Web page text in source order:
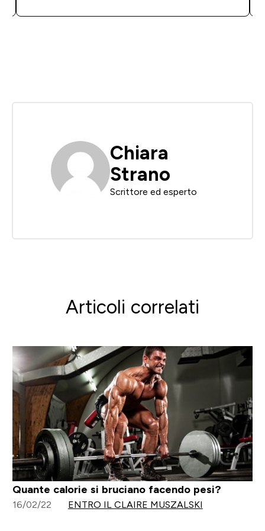
Chiara
Strano
Scrittore ed esperto
Articoli correlati
Quante calorie si bruciano facendo pesi?
16/02/22 ENTRO IL CLAIRE MUSZALSKI